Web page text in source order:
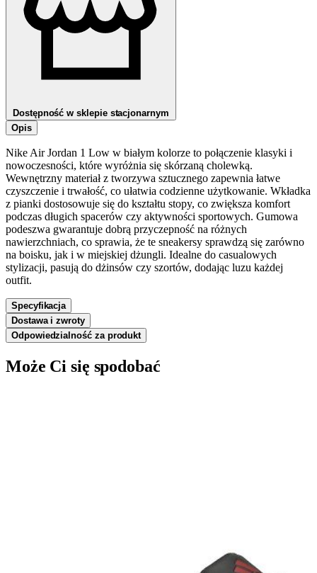
Dostępność w sklepie stacjonarnym
Opis
Nike Air Jordan 1 Low w białym kolorze to połączenie klasyki i
nowoczesności, które wyróżnia się skórzaną cholewką.
Wewnętrzny materiał z tworzywa sztucznego zapewnia łatwe
czyszczenie i trwałość, co ułatwia codzienne użytkowanie. Wkładka
z pianki dostosowuje się do kształtu stopy, co zwiększa komfort
podczas długich spacerów czy aktywności sportowych. Gumowa
podeszwa gwarantuje dobrą przyczepność na różnych
nawierzchniach, co sprawia, że te sneakersy sprawdzą się zarówno
na boisku, jak i w miejskiej dżungli. Idealne do casualowych
stylizacji, pasują do dżinsów czy szortów, dodając luzu każdej
outfit.
Specyfikacja
Dostawa i zwroty
Odpowiedzialność za produkt
Może Ci się spodobać